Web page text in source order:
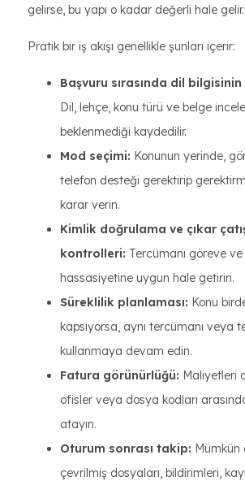
gelirse, bu yapı o kadar değerli hale gelir.
Pratik bir iş akışı genellikle şunları içerir:
Başvuru sırasında dil
Dil, lehçe, konu türü ve belge
beklenmediği kaydedilir.
Mod seçimi: Konunun yerinde,
telefon desteği gerektirip
karar verin.
Kimlik doğrulama ve çıkar
kontrolleri: Tercümanı göreve
hassasiyetine uygun hale getirin.
Süreklilik planlaması: Konu
kapsıyorsa, aynı tercümanı veya
kullanmaya devam edin.
Fatura görünürlüğü: Maliyetleri
ofisler veya dosya kodları
atayın.
Oturum sonrası takip: Mümkün
çevrilmiş dosyaları, bildirimleri,